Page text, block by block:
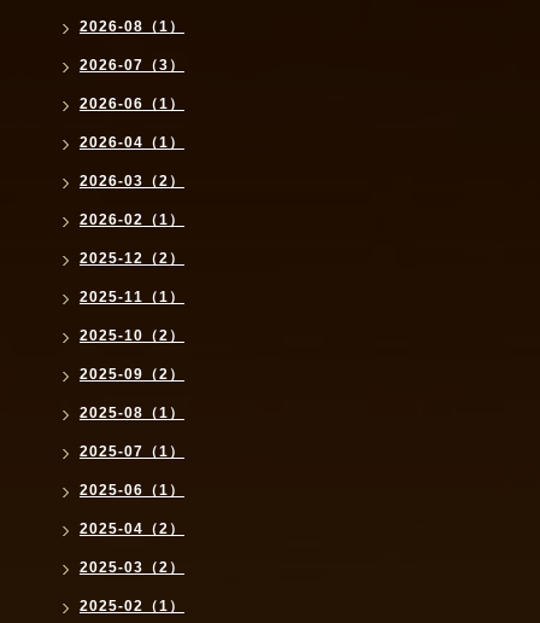
2026-08（1）
2026-07（3）
2026-06（1）
2026-04（1）
2026-03（2）
2026-02（1）
2025-12（2）
2025-11（1）
2025-10（2）
2025-09（2）
2025-08（1）
2025-07（1）
2025-06（1）
2025-04（2）
2025-03（2）
2025-02（1）